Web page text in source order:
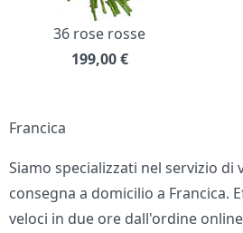
36 rose rosse
199,00 €
Francica
Siamo specializzati nel servizio
consegna a domicilio a Francica.
veloci in due ore dall'ordine